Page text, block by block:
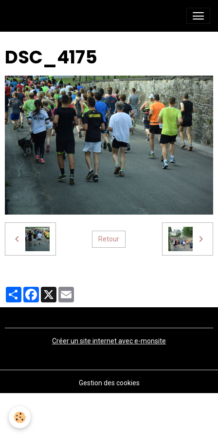
DSC_4175
Retour
PartagerFacebook
X
Créer un site internet avec e-monsite
Gestion des cookies